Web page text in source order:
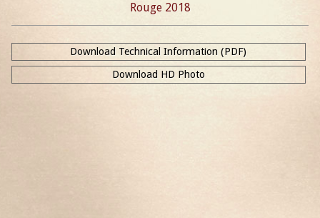
Rouge 2018
Download Technical Information (PDF)
Download HD Photo